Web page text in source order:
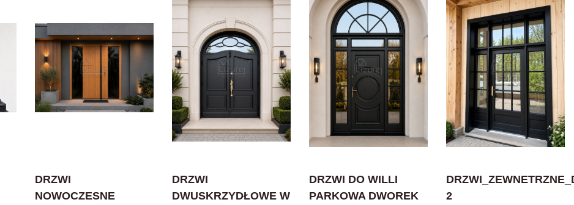
DRZWI
NOWOCZESNE
DRZWI
DWUSKRZYDŁOWE W
DRZWI DO WILLI
PARKOWA DWOREK
2